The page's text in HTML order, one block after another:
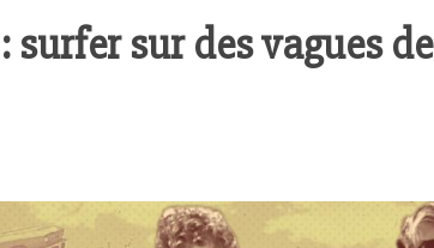
surfer sur des vagues de